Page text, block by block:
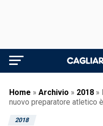
Home » Archivio » 2018 »
nuovo preparatore atletico
2018